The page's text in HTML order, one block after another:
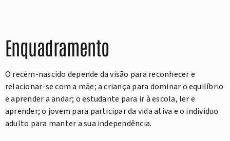
Enquadramento
O recém-nascido depende da visão para reconhecer e
relacionar-se com a mãe; a criança para dominar o equilíbrio
e aprender a andar; o estudante para ir à escola, ler e
aprender; o jovem para participar da vida ativa e o indivíduo
adulto para manter a sua independência.